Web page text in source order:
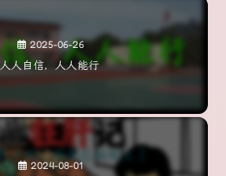
2025-06-26
人人自信，人人能行
2024-08-01